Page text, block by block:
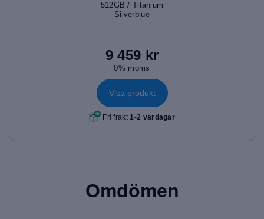
512GB / Titanium
Silverblue
9 459 kr
0% moms
Visa produkt
Fri frakt1-2 vardagar
Omdömen